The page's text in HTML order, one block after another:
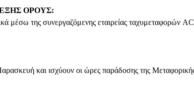
ΟΡΟΥΣ:
μέσω της συνεργαζόμενης εταιρείας ταχυμεταφορών
και ισχύουν οι ώρες παράδοσης της